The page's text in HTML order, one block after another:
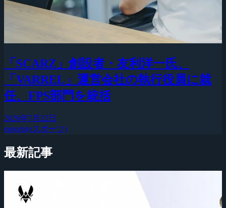
「SCARZ」創設者・友利洋一氏、
「VARREL」運営会社の執行役員に就
任、FPS部門を統括
2026年7月22日
esports(eスポーツ)
最新記事